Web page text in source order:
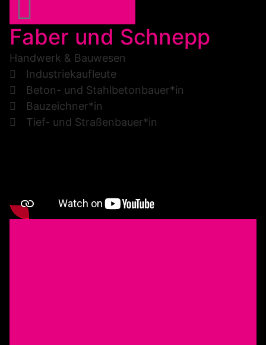
Faber und Schnepp
Handwerk & Bauwesen
Industriekaufleute
Beton- und Stahlbetonbauer*in
Bauzeichner*in
Tief- und Straßenbauer*in